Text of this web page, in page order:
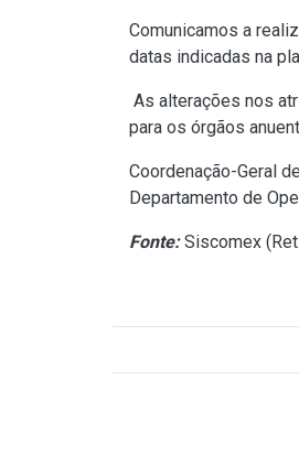
Comunicamos a
datas indicadas na
As alterações nos
para os órgãos
Coordenação-Geral
Departamento de
Fonte:Siscomex (